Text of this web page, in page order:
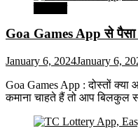
Goa Games App से
January 6, 2024January 6,
Goa Games App : दोस्तों
कमाना चाहते हैं तो आप बिलकुल